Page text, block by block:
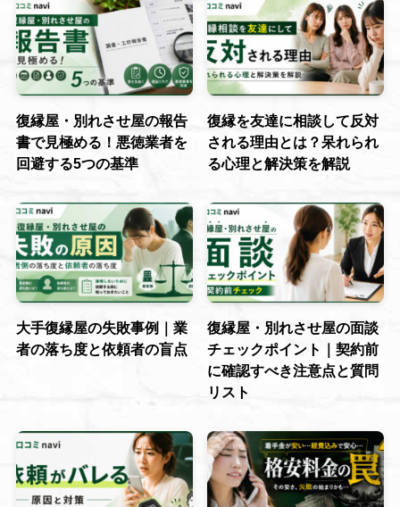
復縁屋・別れさせ屋の報告
書で見極める！悪徳業者を
回避する5つの基準
復縁を友達に相談して反対
される理由とは？呆れられ
る心理と解決策を解説
大手復縁屋の失敗事例｜業
者の落ち度と依頼者の盲点
復縁屋・別れさせ屋の面談
チェックポイント｜契約前
に確認すべき注意点と質問
リスト